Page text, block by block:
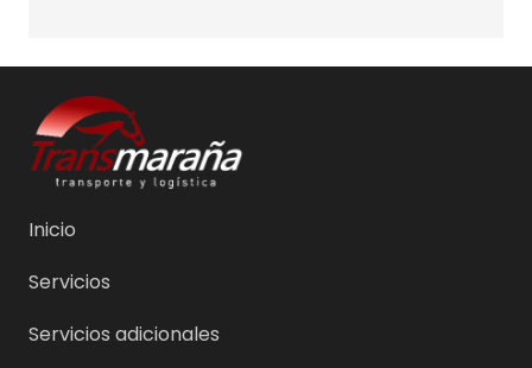
Inicio
Servicios
Servicios adicionales